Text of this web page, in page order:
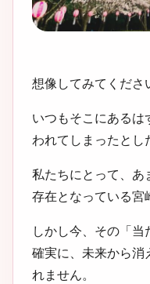
想像してみてくださ
いつもそこにある
われてしまったとし
私たちにとって、あ
存在となっている宮
しかし今、その「
確実に、未来から消
れません。